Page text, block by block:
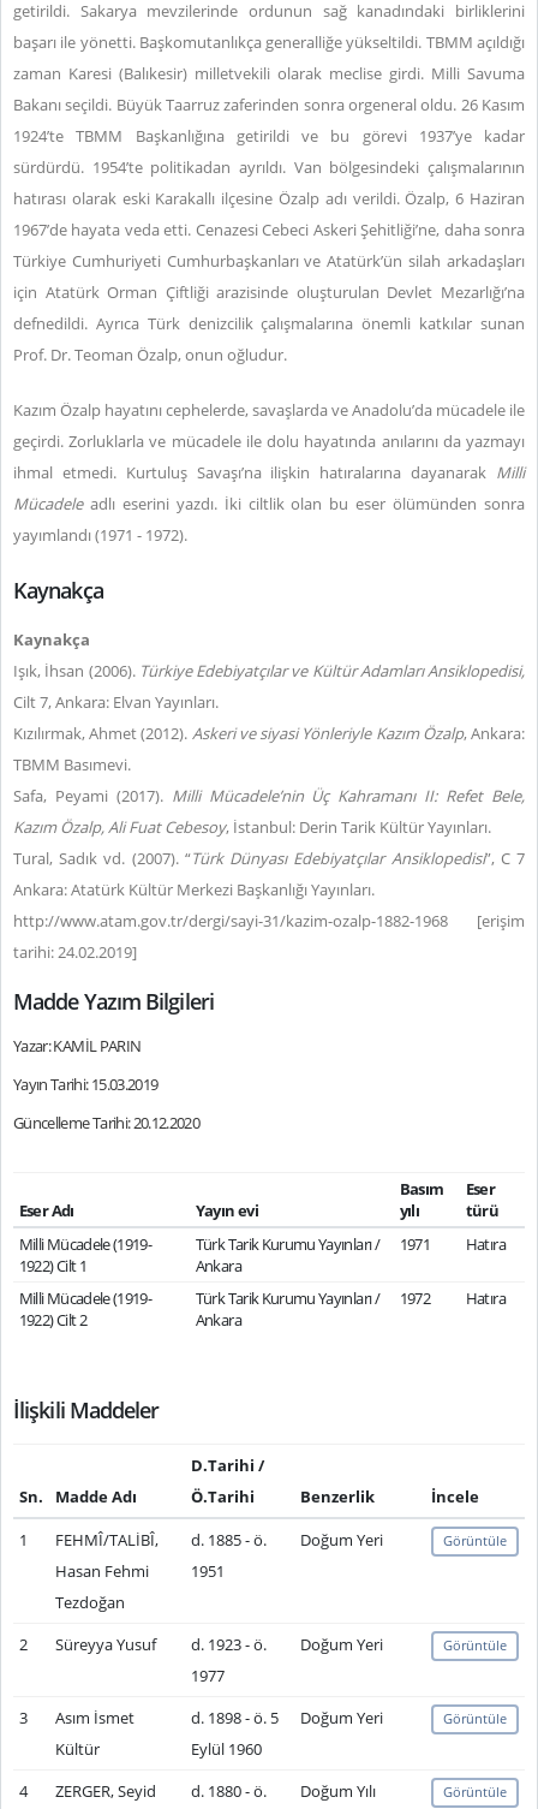
getirildi. Sakarya mevzilerinde ordunun sağ kanadındaki birliklerini
başarı ile yönetti. Başkomutanlıkça generalliğe yükseltildi. TBMM açıldığı
zaman Karesi (Balıkesir) milletvekili olarak meclise girdi. Milli Savuma
Bakanı seçildi. Büyük Taarruz zaferinden sonra orgeneral oldu. 26 Kasım
1924’te TBMM Başkanlığına getirildi ve bu görevi 1937’ye kadar
sürdürdü. 1954’te politikadan ayrıldı. Van bölgesindeki çalışmalarının
hatırası olarak eski Karakallı ilçesine Özalp adı verildi. Özalp, 6 Haziran
1967’de hayata veda etti. Cenazesi Cebeci Askeri Şehitliği’ne, daha sonra
Türkiye Cumhuriyeti Cumhurbaşkanları ve Atatürk’ün silah arkadaşları
için Atatürk Orman Çiftliği arazisinde oluşturulan Devlet Mezarlığı’na
defnedildi. Ayrıca Türk denizcilik çalışmalarına önemli katkılar sunan
Prof. Dr. Teoman Özalp, onun oğludur.
Kazım Özalp hayatını cephelerde, savaşlarda ve Anadolu’da mücadele ile
geçirdi. Zorluklarla ve mücadele ile dolu hayatında anılarını da yazmayı
ihmal etmedi. Kurtuluş Savaşı’na ilişkin hatıralarına dayanarak Milli
Mücadeleadlı eserini yazdı. İki ciltlik olan bu eser ölümünden sonra
yayımlandı (1971 - 1972).
Kaynakça
Kaynakça
Işık, İhsan (2006). Türkiye Edebiyatçılar ve Kültür Adamları Ansiklopedisi,
Cilt 7, Ankara: Elvan Yayınları.
Kızılırmak, Ahmet (2012). Askeri ve siyasi Yönleriyle Kazım Özalp, Ankara:
TBMM Basımevi.
Safa, Peyami (2017). Milli Mücadele’nin Üç Kahramanı II: Refet Bele,
Kazım Özalp, Ali Fuat Cebesoy, İstanbul: Derin Tarik Kültür Yayınları.
Tural, Sadık vd. (2007). “Türk Dünyası Edebiyatçılar Ansiklopedisi”, C 7
Ankara: Atatürk Kültür Merkezi Başkanlığı Yayınları.
http://www.atam.gov.tr/dergi/sayi-31/kazim-ozalp-1882-1968 [erişim
tarihi: 24.02.2019]
Madde Yazım Bilgileri
Yazar: KAMİL PARIN
Yayın Tarihi: 15.03.2019
Güncelleme Tarihi: 20.12.2020
Eser Adı Yayın evi
Basım
yılı
Eser
türü
Milli Mücadele (1919-
1922) Cilt 1
Türk Tarik Kurumu Yayınları /
Ankara
1971 Hatıra
Milli Mücadele (1919-
1922) Cilt 2
Türk Tarik Kurumu Yayınları /
Ankara
1972 Hatıra
İlişkili Maddeler
Sn. Madde Adı
D.Tarihi /
Ö.Tarihi
Benzerlik
İncele
1
FEHMÎ/TALİBÎ,
Hasan Fehmi
Tezdoğan
d. 1885 - ö.
1951
Doğum Yeri Görüntüle
2 Süreyya Yusuf
d. 1923 - ö.
1977
Doğum Yeri Görüntüle
3
Asım İsmet
Kültür
d. 1898 - ö. 5
Eylül 1960
Doğum Yeri Görüntüle
4
ZERGER, Seyid
d. 1880 - ö.
Doğum Yılı Görüntüle